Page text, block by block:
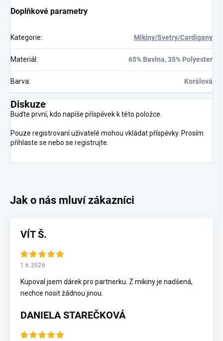
Doplňkové parametry
Kategorie: Mikiny/Svetry/Cardigany
Materiál : 65% Bavlna, 35% Polyester
Barva: Korálová
Diskuze
Buďte první, kdo napíše příspěvek k této položce.
Pouze registrovaní uživatelé mohou vkládat příspěvky. Prosím
přihlaste se nebo se registrujte
VÍT Š.
1.6.2026
Kupoval jsem dárek pro partnerku. Z mikiny je nadšená,
nechce nosit žádnou jinou.
DANIELA STAREČKOVÁ